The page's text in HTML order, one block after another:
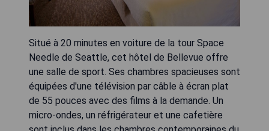
Situé à 20 minutes en voiture de la tour Space
Needle de Seattle, cet hôtel de Bellevue offre
une salle de sport. Ses chambres spacieuses sont
équipées d'une télévision par câble à écran plat
de 55 pouces avec des films à la demande. Un
micro-ondes, un réfrigérateur et une cafetière